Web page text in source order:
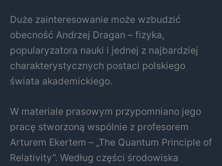
Duże zainteresowanie może wzbudzić
obecność Andrzej Dragan – fizyka,
popularyzatora nauki i jednej z najbardziej
charakterystycznych postaci polskiego
świata akademickiego.
W materiale prasowym przypomniano jego
pracę stworzoną wspólnie z profesorem
Arturem Ekertem – „The Quantum Principle of
Relativity”. Według części środowiska